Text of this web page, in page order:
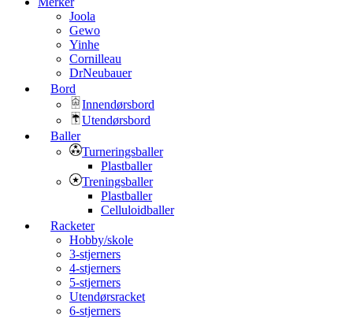
Joola
Gewo
Yinhe
Cornilleau
DrNeubauer
Bord
Innendørsbord
Utendørsbord
Baller
Turneringsballer
Plastballer
Treningsballer
Plastballer
Celluloidballer
Racketer
Hobby/skole
3-stjerners
4-stjerners
5-stjerners
Utendørsracket
6-stjerners